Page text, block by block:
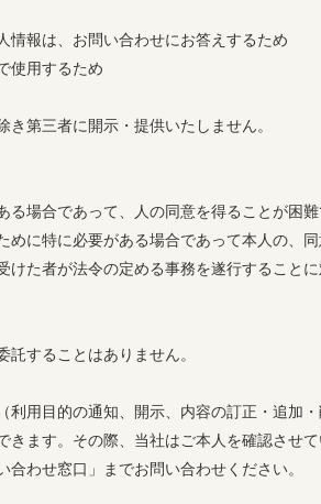
報は、お問い合わせにお答えするため
使用するため
第三者に開示・提供いたしません。
る場合であって、人の同意を得ることが困難
めに特に必要がある場合であって本人の、
けた者が法令の定める事務を遂行するこ
することはありません。
用目的の通知、開示、内容の訂正・追加
ます。その際、当社はご本人を確認させ
お問い合わせ窓口」までお問い合わ